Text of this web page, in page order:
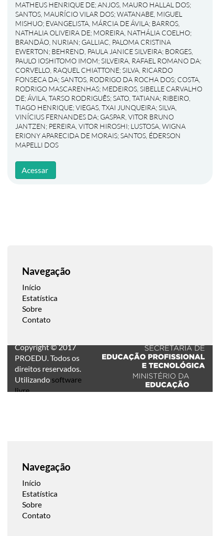
MATHEUS HENRIQUE DE;ANJOS, MAURO HALLAL DOS;
SANTOS, MAURÍCIO VILAR DOS;WATANABE, MIGUEL
MISHUO; EVANGELISTA, MÁRCIA DE ÁVILA; BARROS,
NATHALIA OLIVEIRA DE; MOREIRA, NATHÁLIA COELHO;
BRANDÃO, NURIAN; GALLIAC, PALOMA CRISTINA
EWERTON; BEHREND, PAULA JANICE SILVEIRA; BORGES,
PAULO IOSHITOMO IMOM;SILVEIRA, RAFAEL ROMANO DA;
CORVELLO, RAQUEL CHIATTONE;SILVA, RICARDO
FONSECA DA;SANTOS, RODRIGO DA ROCHA DOS; COSTA,
RODRIGO MASCARENHAS; MEDEIROS, SIBELLE CARVALHO
DE;ÁVILA, TARSO RODRIGUÊS;SATO, TATIANA; RIBEIRO,
TIAGO HENRIQUE;VIEGAS, TXAI JUNQUEIRA;SILVA,
VINÍCIUS FERNANDES DA; GASPAR, VITOR BRUNO
JANTZEN; PEREIRA, VITOR HIROSHI; LUSTOSA, WIGNA
ERIONY APARECIDA DE MORAIS;SANTOS, ÉDERSON
MAPELLI DOS
Acessar
Navegação
Início
Estatística
Sobre
Contato
Copyright © 2017
PROEDU. Todos os
direitos reservados.
Utilizando software
livre.
Navegação
Início
Estatística
Sobre
Contato